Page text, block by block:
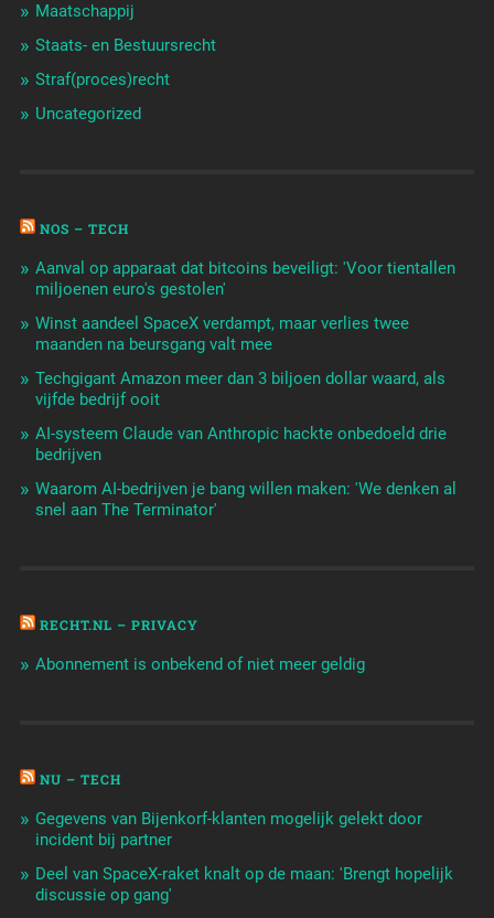
Maatschappij
Staats- en Bestuursrecht
Straf(proces)recht
Uncategorized
NOS – TECH
Aanval op apparaat dat bitcoins beveiligt: 'Voor tientallen
miljoenen euro's gestolen'
Winst aandeel SpaceX verdampt, maar verlies twee
maanden na beursgang valt mee
Techgigant Amazon meer dan 3 biljoen dollar waard, als
vijfde bedrijf ooit
AI-systeem Claude van Anthropic hackte onbedoeld drie
bedrijven
Waarom AI-bedrijven je bang willen maken: 'We denken al
snel aan The Terminator'
RECHT.NL – PRIVACY
Abonnement is onbekend of niet meer geldig
NU – TECH
Gegevens van Bijenkorf-klanten mogelijk gelekt door
incident bij partner
Deel van SpaceX-raket knalt op de maan: 'Brengt hopelijk
discussie op gang'